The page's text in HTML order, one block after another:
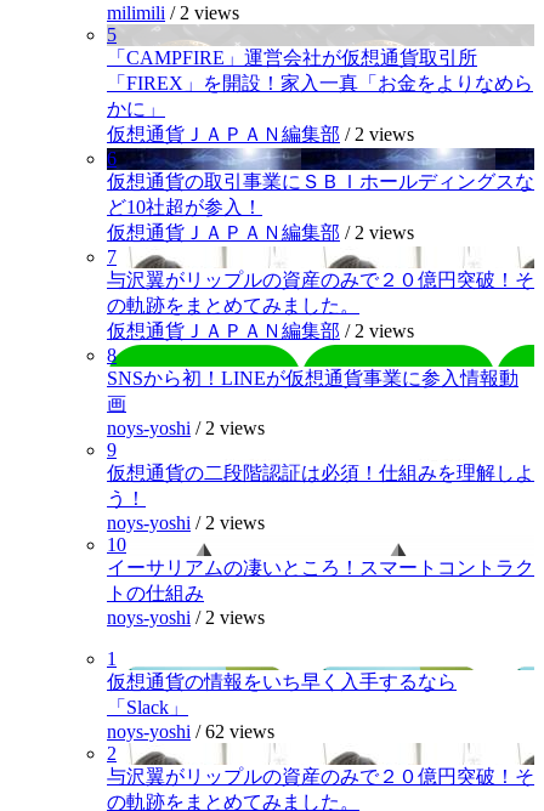
milimili / 2 views
5
「CAMPFIRE」運営会社が仮想通貨取引所
「FIREX」を開設！家入一真「お金をよりなめら
かに」
仮想通貨ＪＡＰＡＮ編集部 / 2 views
6
仮想通貨の取引事業にＳＢＩホールディングスな
ど10社超が参入！
仮想通貨ＪＡＰＡＮ編集部 / 2 views
7
与沢翼がリップルの資産のみで２０億円突破！そ
の軌跡をまとめてみました。
仮想通貨ＪＡＰＡＮ編集部 / 2 views
8
SNSから初！LINEが仮想通貨事業に参入情報動
画
noys-yoshi / 2 views
9
仮想通貨の二段階認証は必須！仕組みを理解しよ
う！
noys-yoshi / 2 views
10
イーサリアムの凄いところ！スマートコントラク
トの仕組み
noys-yoshi / 2 views
1
仮想通貨の情報をいち早く入手するなら
「Slack」
noys-yoshi /62 views
2
与沢翼がリップルの資産のみで２０億円突破！そ
の軌跡をまとめてみました。